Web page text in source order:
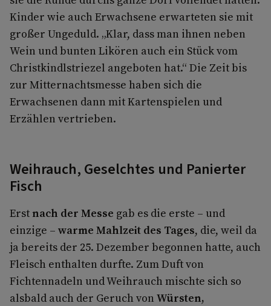
Kinder wie auch Erwachsene erwarteten sie mit
großer Ungeduld. „Klar, dass man ihnen neben
Wein und bunten Likören auch ein Stück vom
Christkindlstriezel angeboten hat.“ Die Zeit bis
zur Mitternachtsmesse haben sich die
Erwachsenen dann mit Kartenspielen und
Erzählen vertrieben.
Weihrauch, Geselchtes und Panierter
Fisch
Erst nach der Messe gab es die erste – und
einzige – warme Mahlzeit des Tages, die, weil da
ja bereits der 25. Dezember begonnen hatte, auch
Fleisch enthalten durfte. Zum Duft von
Fichtennadeln und Weihrauch mischte sich so
alsbald auch der Geruch von Würsten,